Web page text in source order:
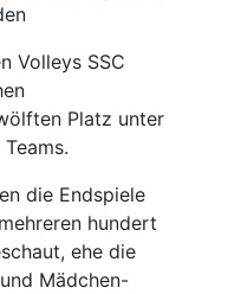
Volleys SSC
Platz unter
die Endspiele
hundert
ehe die
Mädchen-